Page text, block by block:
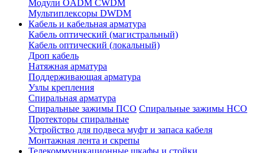
Модули OADM CWDM
Мультиплексоры DWDM
Кабель и кабельная арматура
Кабель оптический (магистральный)
Кабель оптический (локальный)
Дроп кабель
Натяжная арматура
Поддерживающая арматура
Узлы крепления
Спиральная арматура
Спиральные зажимы ПСО Спиральные зажимы НСО
Протекторы спиральные
Устройство для подвеса муфт и запаса кабеля
Монтажная лента и скрепы
Телекоммуникационные шкафы и стойки